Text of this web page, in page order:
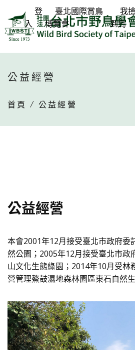
登
入
臺北國際賞鳥
博覽會
我
到鳥
公益經營
首頁 / 公益經營
公益經營
本會2001年12月接受臺北市政府委
然公園；2005年12月接受臺北市政
山文化生態綠園；2014年10月受林
營管理鰲鼓濕地森林園區東石自然